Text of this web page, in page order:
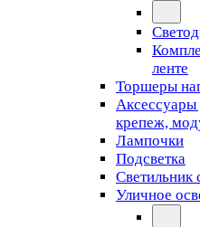
ленте
Торшеры
Аксессуары
крепеж,
Лампочки
Подсветка
Светильник
Уличное